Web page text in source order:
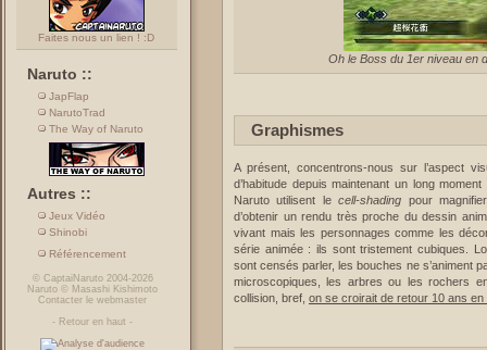
Faites nous un lien ! :D
Naruto ::
JapFlap
NarutoTrad
The Way of Naruto
Autres ::
Jeux Vidéo
Shinobi
Référencement
© CaptaiNaruto2004-2026
Naruto © Masashi Kishimoto
Contacter le webmaster
- Retour en haut -
Oh le Boss du 1er niveau en
Graphismes
A présent, concentrons-nous sur l’aspect
d’habitude depuis maintenant un long
Naruto utilisent lecell-shading pour
d’obtenir un rendu très proche du dessin
vivant mais les personnages comme les
série animée : ils sont tristement cubiques.
sont censés parler, les bouches ne s’animent
microscopiques, les arbres ou les rochers
collision, bref, on se croirait de retour 10 ans